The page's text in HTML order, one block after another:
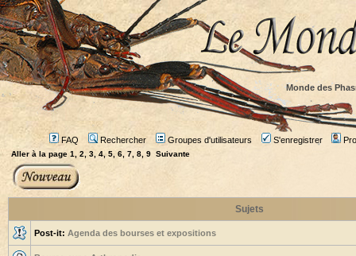
Monde des
FAQ Rechercher Groupes d'utilisateurs S'enregistrer
Aller à la page 1 2 3 4, 5 6 7 8 9 Suivante
Sujets
Post-it: Agenda des bourses et expositions